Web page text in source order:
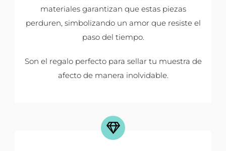
materiales garantizan que estas piezas
perduren, simbolizando un amor que resiste el
paso del tiempo.
Son el regalo perfecto para sellar tu muestra de
afecto de manera inolvidable.